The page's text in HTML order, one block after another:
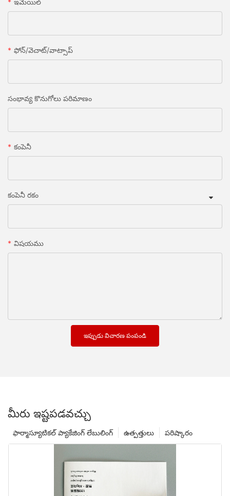
ఫోన్/వెచాట్/వాట్సాప్
సంభావ్య కొనుగోలు పరిమాణం
కంపెనీ
కంపెనీ రకం
విషయము
ఇప్పుడు విచారణ పంపండి
మీరు ఇష్టపడవచ్చు
పరిష్కారం
ఉత్పత్తులు
ఫార్మాస్యూటికల్ ప్యాకేజింగ్ లేబులింగ్